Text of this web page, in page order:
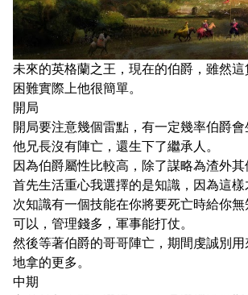
未來的英格蘭之王，現在的伯爵，雖然
困難實際上他很簡單。
開局
開局要注意幾個雷點，有一定幾率伯爵
他兄長沒有陣亡，還生下了繼承人。
因為伯爵屬性比較高，除了謀略為渣外其
首先生活重心我選擇的是知識，因為這
次知識有一個技能在你將要死亡時給你
可以，管理錢多，軍事能打仗。
然後等著伯爵的哥哥陣亡，期間虔誠別
地拿的更多。
中期